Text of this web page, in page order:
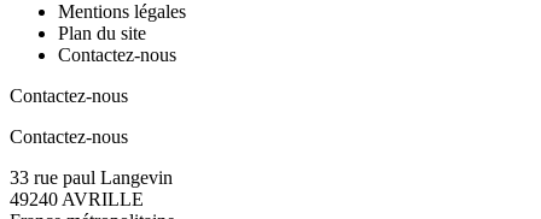
Mentions légales
Plan du site
Contactez-nous
Contactez-nous
Contactez-nous
33 rue paul Langevin
49240 AVRILLE